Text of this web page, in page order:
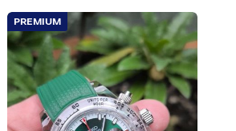
PREMIUM